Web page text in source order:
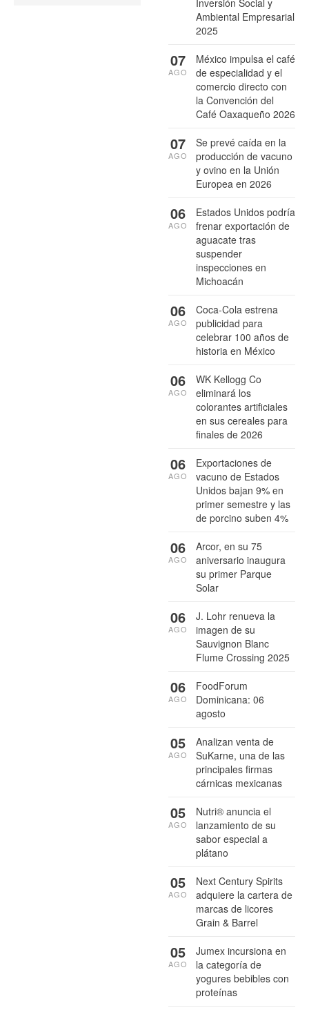
Ambiental Empresarial
2025
México impulsa el café
de especialidad y el
comercio directo con
la Convención del
Café Oaxaqueño 2026
07
AGO
Se prevé caída en la
producción de vacuno
y ovino en la Unión
Europea en 2026
07
AGO
Estados Unidos podría
frenar exportación de
aguacate tras
suspender
inspecciones en
Michoacán
06
AGO
Coca-Cola estrena
publicidad para
celebrar 100 años de
historia en México
06
AGO
WK Kellogg Co
eliminará los
colorantes artificiales
en sus cereales para
finales de 2026
06
AGO
Exportaciones de
vacuno de Estados
Unidos bajan 9% en
primer semestre y las
de porcino suben 4%
06
AGO
Arcor, en su 75
aniversario inaugura
su primer Parque
Solar
06
AGO
J. Lohr renueva la
imagen de su
Sauvignon Blanc
Flume Crossing 2025
06
AGO
FoodForum
Dominicana: 06
agosto
06
AGO
Analizan venta de
SuKarne, una de las
principales firmas
cárnicas mexicanas
05
AGO
Nutri® anuncia el
lanzamiento de su
sabor especial a
plátano
05
AGO
Next Century Spirits
adquiere la cartera de
marcas de licores
Grain & Barrel
05
AGO
Jumex incursiona en
la categoría de
yogures bebibles con
proteínas
05
AGO